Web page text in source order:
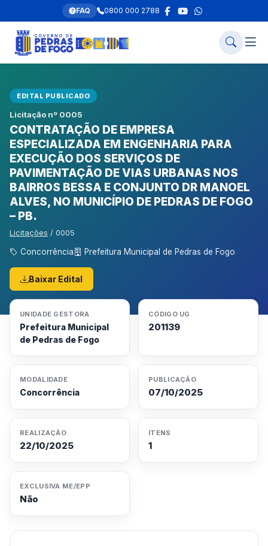
FAQ 0800 000 2788
EDITAL PUBLICADO
Licitação nº 0005
CONTRATAÇÃO DE EMPRESA
ESPECIALIZADA EM ENGENHARIA PARA
EXECUÇÃO DOS SERVIÇOS DE
PAVIMENTAÇÃO DE VIAS URBANAS NOS
BAIRROS BESSA E CONJUNTO DR MANOEL
ALVES, NO MUNICÍPIO DE PEDRAS DE FOGO
– PB.
Licitações / 0005
Concorrência
Prefeitura Municipal de Pedras de Fogo
Baixar Edital
UNIDADE GESTORA
Prefeitura Municipal
de Pedras de Fogo
CÓDIGO UG
201139
MODALIDADE
Concorrência
PUBLICAÇÃO
07/10/2025
REALIZAÇÃO
22/10/2025
ITENS
1
EXCLUSIVA ME/EPP
Não